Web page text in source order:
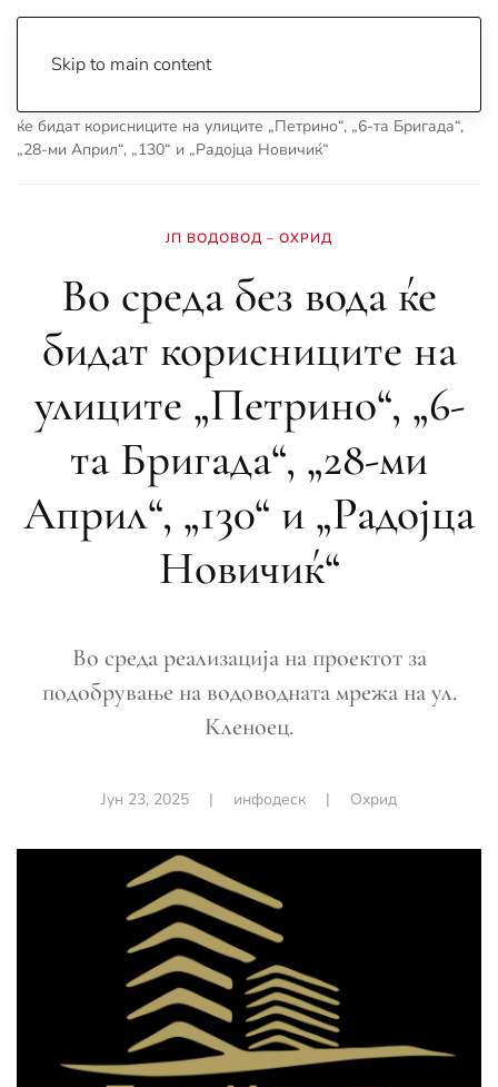
Skip to main content
ќе бидат корисниците на улиците „Петрино“, „6-та Бригада“,
„28-ми Април“, „130“ и „Радојца Новичиќ“
ЈП ВОДОВОД – ОХРИД
Во среда без вода ќе
бидат корисниците на
улиците „Петрино“, „6-
та Бригада“, „28-ми
Април“, „130“ и „Радојца
Новичиќ“
Во среда реализација на проектот за
подобрување на водоводната мрежа на ул.
Кленоец.
Јун 23, 2025 | инфодеск | Охрид